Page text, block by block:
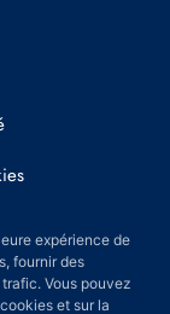
expérience de
fournir des
Vous pouvez
et sur la